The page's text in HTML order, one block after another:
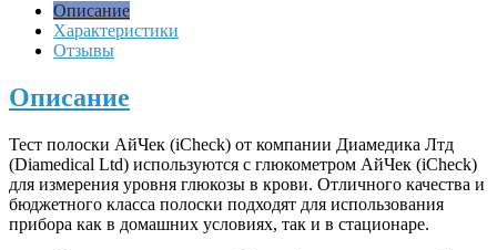
Описание
Характеристики
Отзывы
Описание
Тест полоски АйЧек (iCheck) от компании Диамедика Лтд
(Diamedical Ltd) используются с глюкометром АйЧек (iCheck)
для измерения уровня глюкозы в крови. Отличного качества и
бюджетного класса полоски подходят для использования
прибора как в домашних условиях, так и в стационаре.